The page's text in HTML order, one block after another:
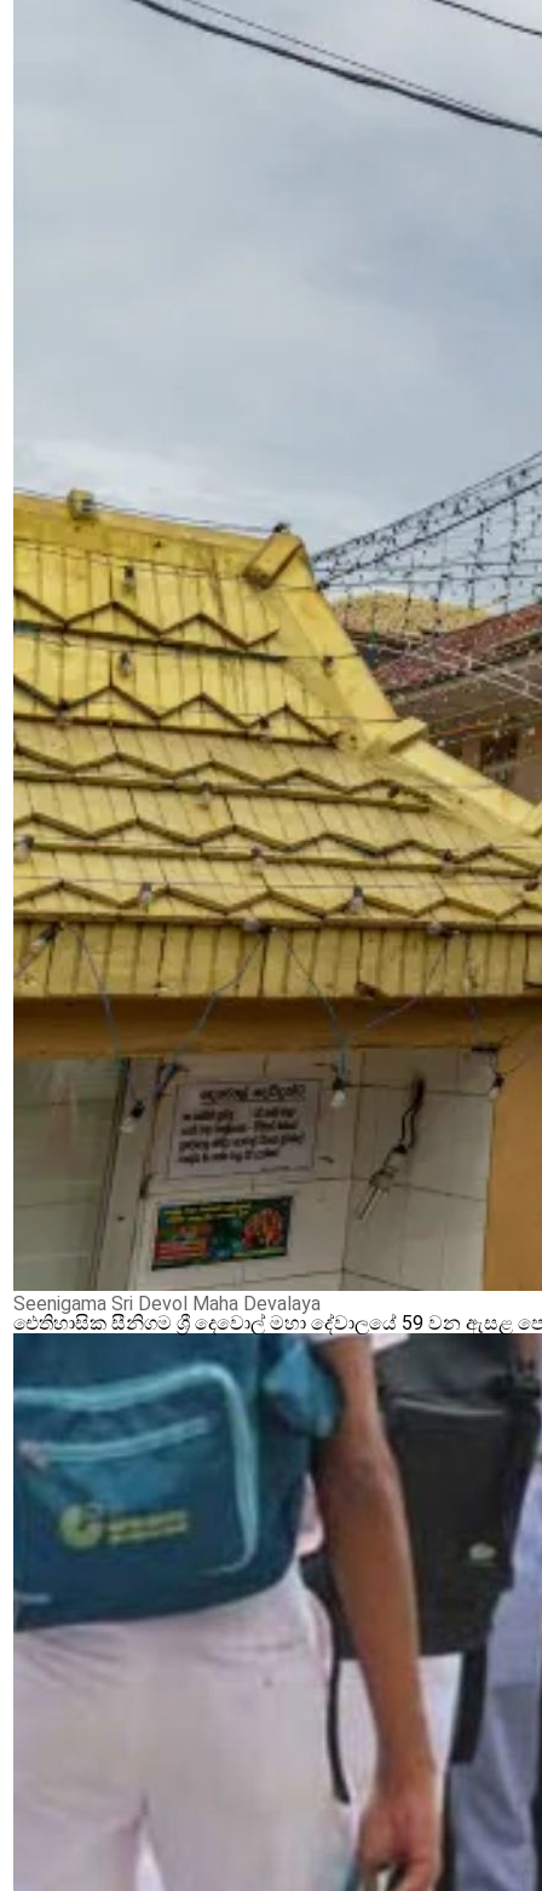
Seenigama Sri Devol Maha Devalaya
ඓතිහාසික සීනිගම ශ්‍රී දෙවොල් මහා දේවාලයේ 59 වන ඇසළ